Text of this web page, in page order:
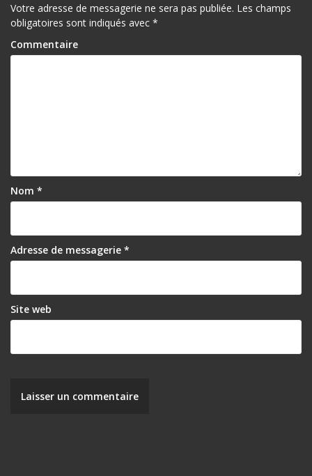
Votre adresse de messagerie ne sera pas publiée. Les champs
obligatoires sont indiqués avec *
Commentaire
Nom *
Adresse de messagerie *
Site web